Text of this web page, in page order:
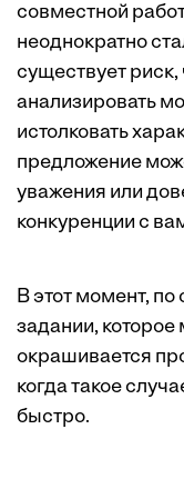
совместной
неоднократно
существует риск,
анализировать
истолковать
предложение
уважения или
конкуренции с
В этот момент,
задании,
окрашивается
когда такое
быстро.